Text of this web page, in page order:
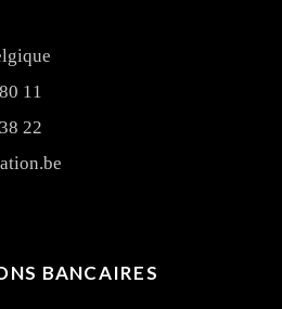
11
22
BANCAIRES